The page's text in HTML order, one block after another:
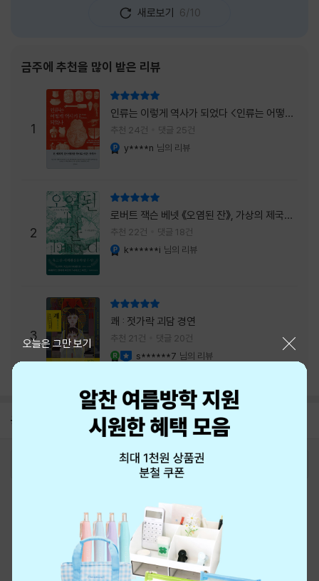
럼 가장 달콤하고 찬란한 계절인 여름. 하지만
그 여름도 끝이 있다. 그리고 클라이밍의 피치
피치』는 끝나가는 여름의 아쉬움과 새로운 계
의미하는 제목이었다. 소설은 각자의 '여름'을
잃어버린 다섯 인물들의 이야기를 담고 있다.
👧연인에게 이별을 통보받고 외모를 향한 악성
댓글로 인해 카메라 앞에 설 수 없게 된 요리 유
튜버
새로보기 6/10
금주에 추천을 많이 받은 리뷰
1
인류는 이렇게 역사가 되었다 <인류는 어떻게
역사가 되었나>
추천 24건 댓글 25건
y****n 님의 리뷰
2
로버트 잭슨 베넷 《오염된 잔》, 가상의 제국이
주는 실감과 미스터리 사건의 치밀함이 이루어
내는 최상의 시너지...
추천 22건 댓글 18건
k******i 님의 리뷰
3
쾌 : 젓가락 괴담 경연
추천 21건 댓글 20건
s******7 님의 리뷰
공지 8월 신용카드 무이자할부 안내
오늘은 그만 보기
최근 본 상품
eBook 1:1문의/채팅상담
예스이십사(주) 사업자 정보
이용약관
개인정보처리방침
청소년보호정책
PC버전
회사소개
거래처관계자께